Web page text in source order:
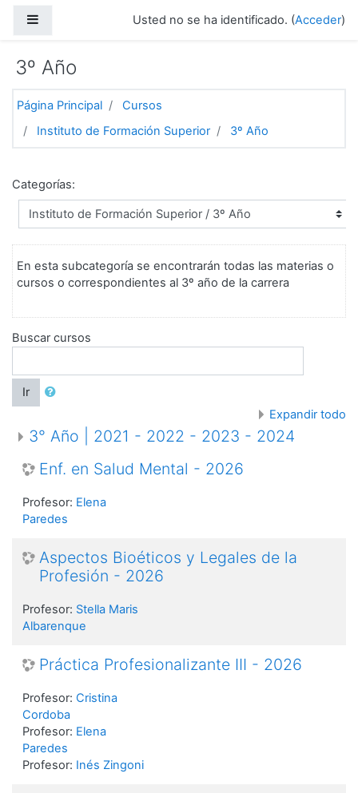
Usted no se ha identificado. (Acceder)
3º Año
Página Principal
Cursos
Instituto de Formación Superior
3º Año
Categorías:
En esta subcategoría se encontrarán todas las materias o
cursos o correspondientes al 3º año de la carrera
Buscar cursos
Ir
Expandir todo
3° Año | 2021 - 2022 - 2023 - 2024
Enf. en Salud Mental - 2026
Profesor: Elena
Paredes
Aspectos Bioéticos y Legales de la
Profesión - 2026
Profesor: Stella Maris
Albarenque
Práctica Profesionalizante III - 2026
Profesor: Cristina
Cordoba
Profesor: Elena
Paredes
Profesor: Inés Zingoni